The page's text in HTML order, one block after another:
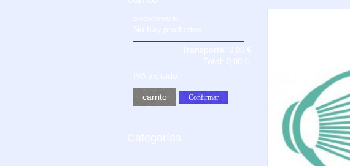
carrito Confirmar